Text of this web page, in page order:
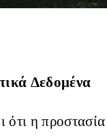
Δεδομένα
η προστασία